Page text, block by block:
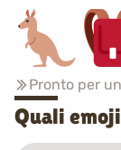
Pronto per
Quali